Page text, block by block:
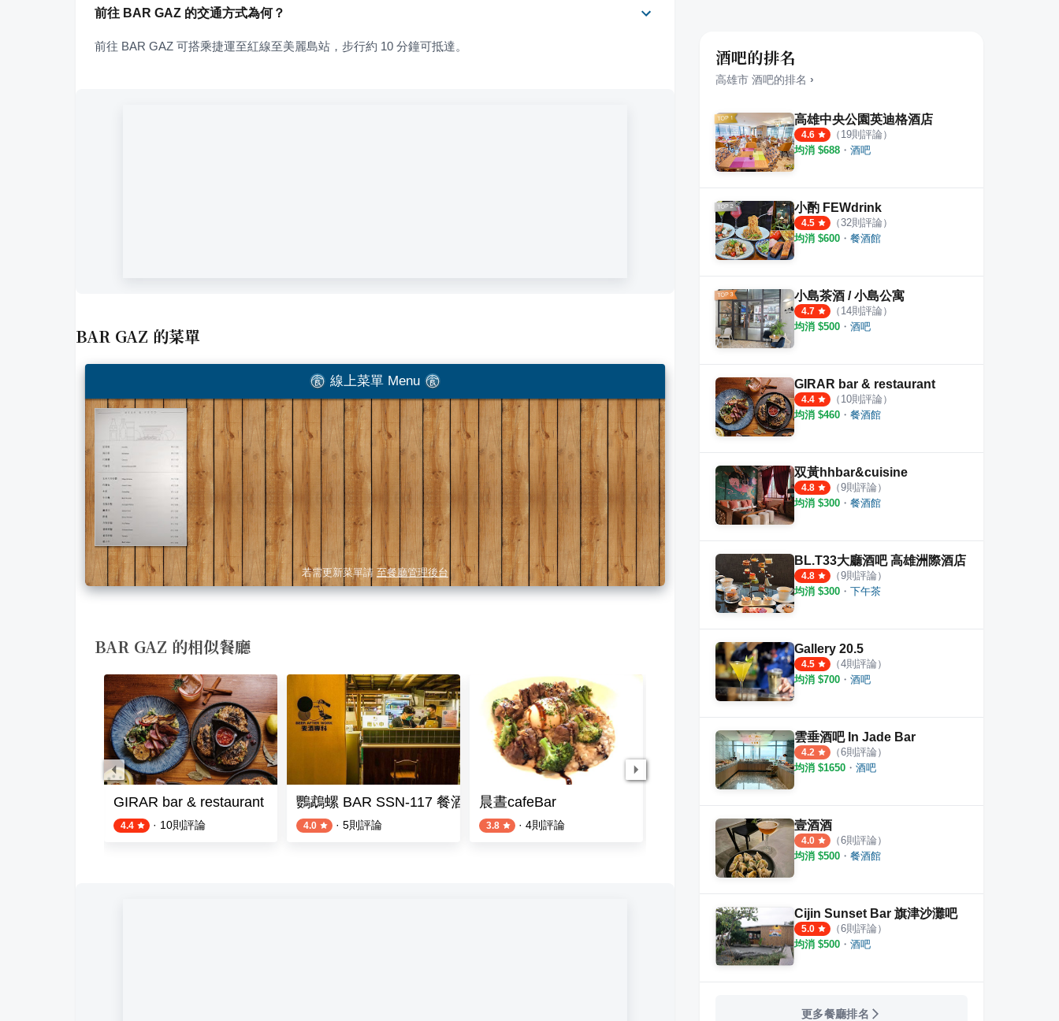
前往 BAR GAZ 的交通方式為何？
前往 BAR GAZ 可搭乘捷運至紅線至美麗島站，步行約 10 分鐘可抵達。
BAR GAZ 的菜單
線上菜單 Menu
若需更新菜單請 至餐廳管理後台
BAR GAZ 的相似餐廳
GIRAR bar & restaurant
4.4 · 10則評論
鸚鵡螺 BAR SSN-117 餐酒館
4.0 · 5則評論
晨晝cafeBar
3.8 · 4則評論 77 則評論
酒吧的排名
高雄市 酒吧的排名 ›
高雄中央公園英迪格酒店
4.6 （ 19則評論）
均消 $688 ・ 酒吧
小酌 FEWdrink
4.5 （32則評論）
均消 $600 ・ 餐酒館
小島茶酒 / 小島公寓
4.7 （ 14則評論）
均消 $500 ・ 酒吧
GIRAR bar & restaurant
4.4 （ 10則評論）
均消 $460 ・ 餐酒館
双黃hhbar&cuisine
4.8 （9則評論）
均消 $300 ・ 餐酒館
BL.T33大廳酒吧 高雄洲際酒店
4.8 （9則評論）
均消 $300 ・ 下午茶
Gallery 20.5
4.5 （4則評論）
均消 $700 ・ 酒吧
雲垂酒吧 In Jade Bar
4.2 （6則評論）
均消 $1650 ・ 酒吧
壹酒酒
4.0 （6則評論）
均消 $500 ・ 餐酒館
Cijin Sunset Bar 旗津沙灘吧
5.0 （6則評論）
均消 $500 ・ 酒吧
更多餐廳排名